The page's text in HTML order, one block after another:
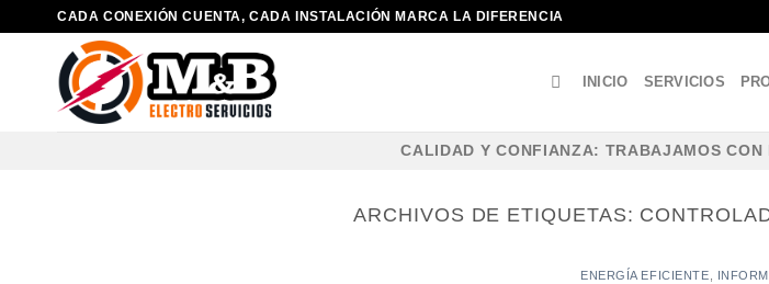
contenido
CADA CONEXIÓN CUENTA, CADA INSTALACIÓN MARCA LA DIFERENCIA
INICIO SERVICIOS
CALIDAD Y CONFIANZA: TRABAJAMOS
ARCHIVOS DE ETIQUETAS:
ENERGÍA EFICIENTE